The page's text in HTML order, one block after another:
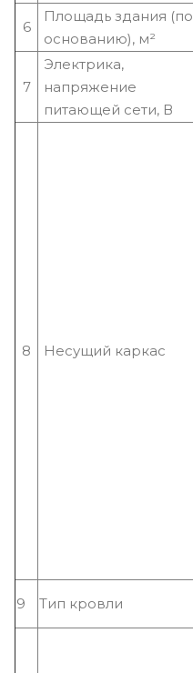
6
Площадь здания (по
основанию), м²
7
Электрика,
напряжение
питающей сети, В
8 Несущий каркас
9 Тип кровли